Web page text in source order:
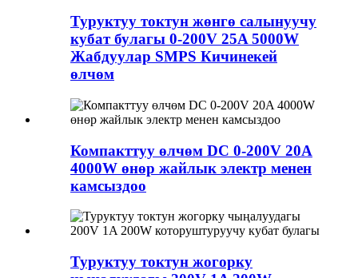
Туруктуу токтун жөнгө салынуучу
кубат булагы 0-200V 25A 5000W
Жабдуулар SMPS Кичинекей
өлчөм
Компакттуу өлчөм DC 0-200V 20A
4000W өнөр жайлык электр менен
камсыздоо
Туруктуу токтун жогорку